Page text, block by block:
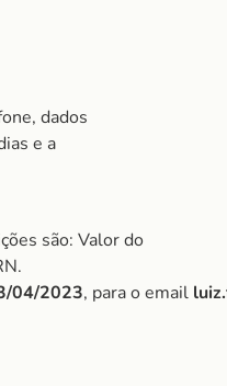
dados
e a
são: Valor do
04/2023, para o email